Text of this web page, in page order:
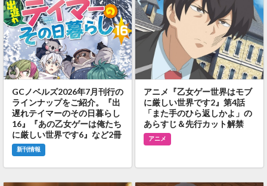
GCノベルズ2026年7月刊行の
ラインナップをご紹介。『出
遅れテイマーのその日暮らし
16』『あの乙女ゲーは俺たち
に厳しい世界です6』など2冊
新刊情報
アニメ『乙女ゲー世界はモブ
に厳しい世界です2』第4話
「また手のひら返しかよ」の
あらすじ＆先行カット解禁
アニメ